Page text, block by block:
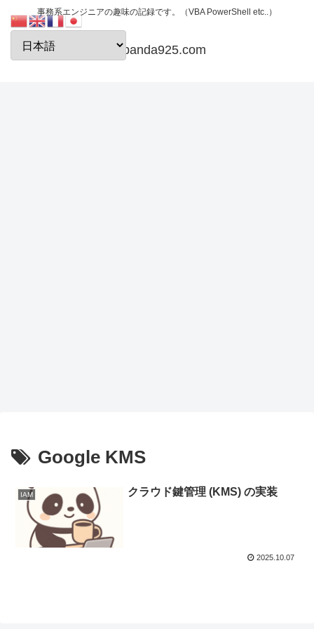
事務系エンジニアの趣味の記録です。（VBA PowerShell etc..）
papanda925.com
Google KMS
IAM クラウド鍵管理 (KMS) の実装
2025.10.07